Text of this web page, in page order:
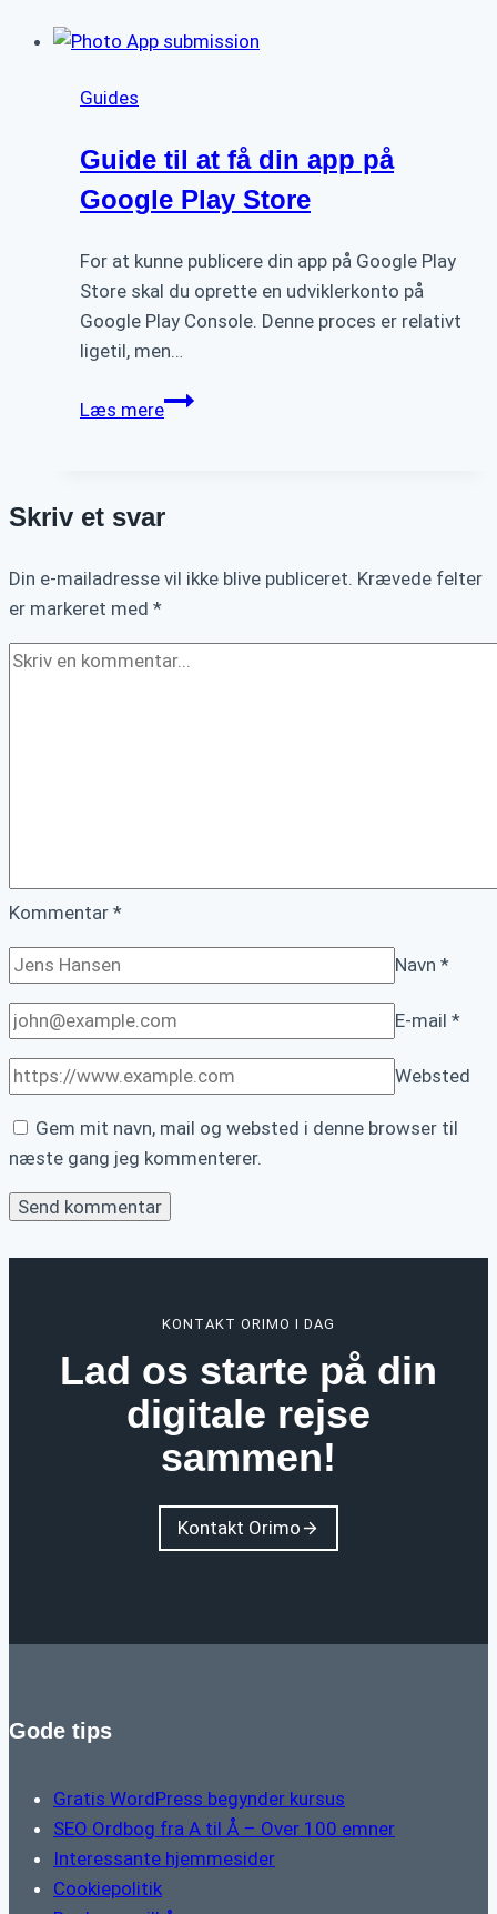
at
Farveskema
til
Webdesign
Guides
Guide til at få din app på
Google Play Store
For at kunne publicere din app på Google Play
Store skal du oprette en udviklerkonto på
Google Play Console. Denne proces er relativt
ligetil, men…
Læs mereGuide
din
på
Play
Store
Skriv et svar
Din e-mailadresse vil ikke blive publiceret. Krævede felter
er markeret med *
Kommentar *
Navn *
E-mail *
Websted
Gem mit navn, mail og websted i denne browser til
næste gang jeg kommenterer.
KONTAKT ORIMO I DAG
Lad os starte på din
digitale rejse
sammen!
Kontakt Orimo
Gode tips
Gratis WordPress begynder kursus
SEO Ordbog fra A til Å – Over 100 emner
Interessante hjemmesider
Cookiepolitik